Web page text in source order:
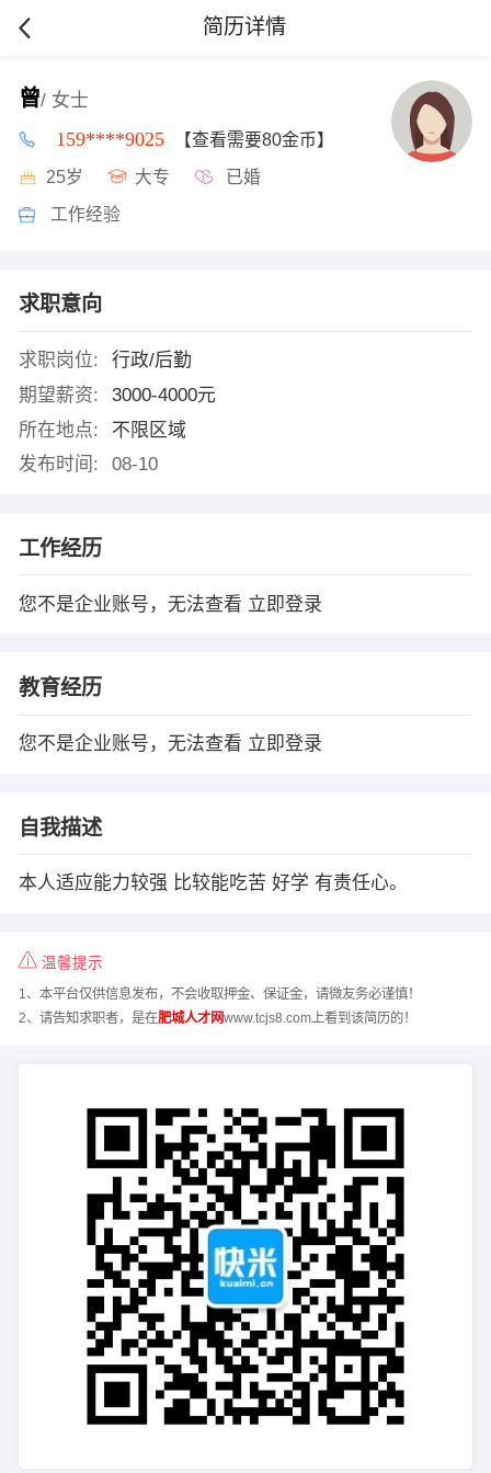
简历详情
曾/ 女士
159****9025 【查看需要80金币】
25岁 大专 已婚
工作经验
求职意向
求职岗位:
行政/后勤
期望薪资:
3000-4000元
所在地点:
不限区域
发布时间:
08-10
工作经历
您不是企业账号，无法查看 立即登录
教育经历
您不是企业账号，无法查看 立即登录
自我描述
本人适应能力较强 比较能吃苦 好学 有责任心。
温馨提示
1、本平台仅供信息发布，不会收取押金、保证金，请微友务必谨慎！
2、请告知求职者，是在肥城人才网www.tcjs8.com上看到该简历的！